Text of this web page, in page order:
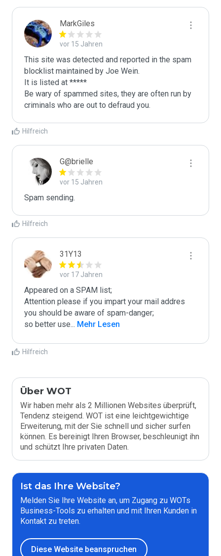
MarkGiles
vor 15 Jahren
This site was detected and reported in the spam
blocklist maintained by Joe Wein.
It is listed at *****
Be wary of spammed sites, they are often run by
criminals who are out to defraud you.
Hilfreich
G@brielle
vor 15 Jahren
Spam sending.
Hilfreich
31Y13
vor 17 Jahren
Appeared on a SPAM list;
Attention please if you impart your mail addres
you should be aware of spam-danger;
so better use... Mehr Lesen
Hilfreich
Über WOT
Wir haben mehr als 2 Millionen Websites überprüft,
Tendenz steigend. WOT ist eine leichtgewichtige
Erweiterung, mit der Sie schnell und sicher surfen
können. Es bereinigt Ihren Browser, beschleunigt ihn
und schützt Ihre privaten Daten.
Ist das Ihre Website?
Melden Sie Ihre Website an, um Zugang zu WOTs
Business-Tools zu erhalten und mit Ihren Kunden in
Kontakt zu treten.
Diese Website beanspruchen